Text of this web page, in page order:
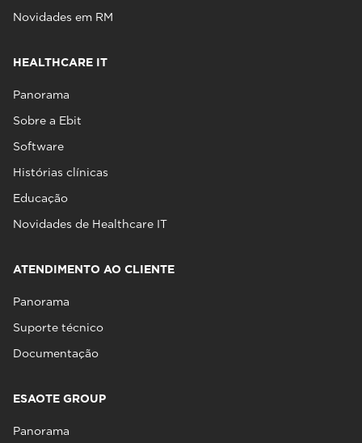
Novidades em RM
HEALTHCARE IT
Panorama
Sobre a Ebit
Software
Histórias clínicas
Educação
Novidades de Healthcare IT
ATENDIMENTO AO CLIENTE
Panorama
Suporte técnico
Documentação
ESAOTE GROUP
Panorama